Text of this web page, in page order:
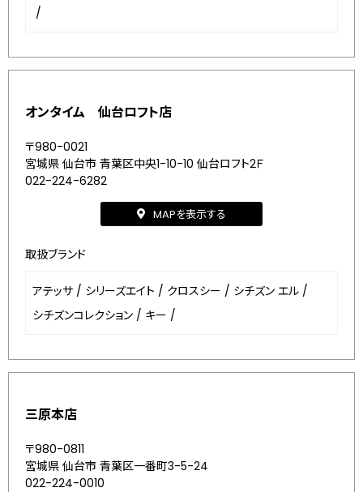
/
オンタイム 仙台ロフト店
〒980-0021
宮城県 仙台市 青葉区中央1-10-10 仙台ロフト2Ｆ
022-224-6282
MAPを表示する
取扱ブランド
アテッサ / シリーズエイト / クロスシー / シチズン エル /
シチズンコレクション / キー /
三原本店
〒980-0811
宮城県 仙台市 青葉区一番町3-5-24
022-224-0010